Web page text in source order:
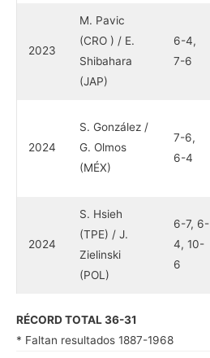
2023
M. Pavic
(CRO ) / E.
Shibahara
(JAP)
6-4,
7-6
2024
S. González /
G. Olmos
(MÉX)
7-6,
6-4
2024
S. Hsieh
(TPE) / J.
Zielinski
(POL)
6-7, 6-
4, 10-
6
RÉCORD TOTAL 36-31
* Faltan resultados 1887-1968